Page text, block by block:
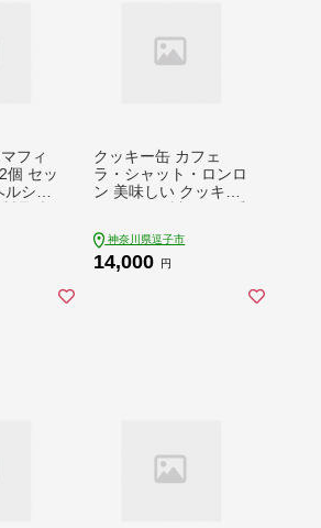
フィ
個 セッ
ルシー
子 お
川県
クッキー缶 カフェ
ラ・シャット・ロンロ
ン 美味しい クッキー
「猫缶」 焼菓子 焼き
菓子 詰め合わせ セッ
神奈川県逗子市
14,000 円